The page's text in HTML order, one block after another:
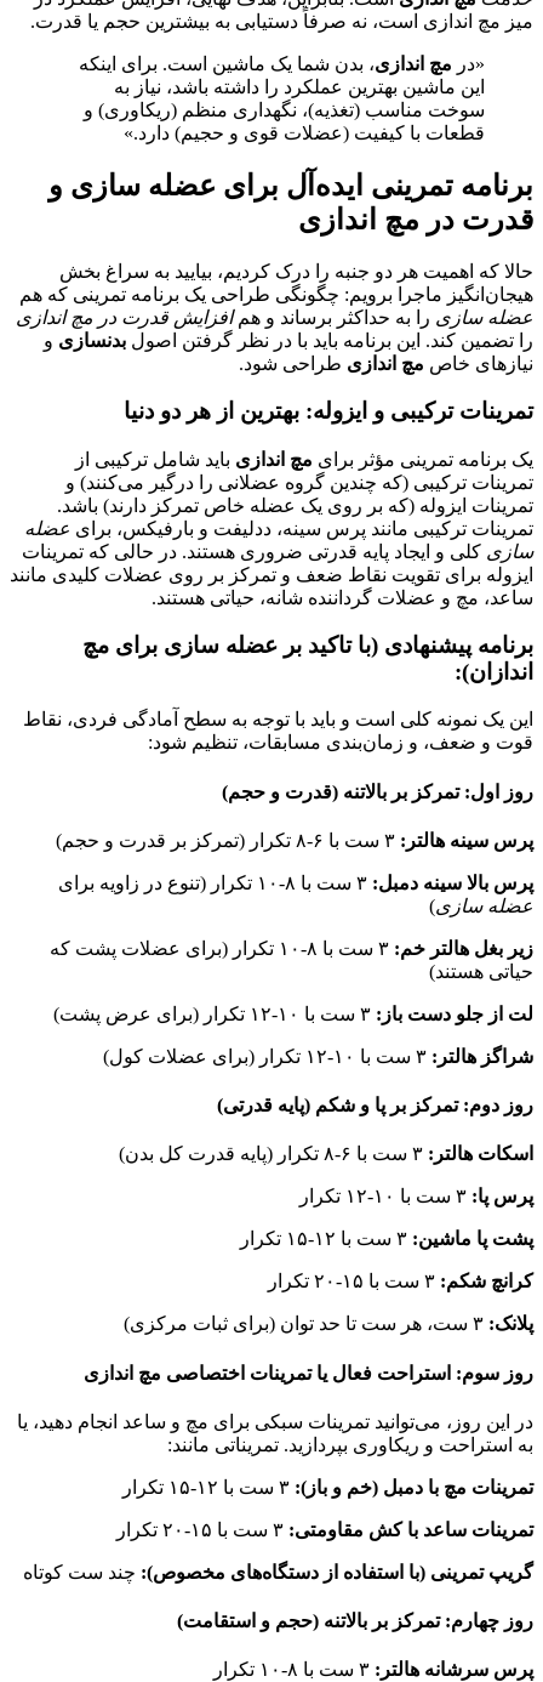
میز مچ اندازی است، نه صرفاً دستیابی به بیشترین حجم یا قدرت.
«در مچ اندازی، بدن شما یک ماشین است. برای اینکه
این ماشین بهترین عملکرد را داشته باشد، نیاز به
سوخت مناسب (تغذیه)، نگهداری منظم (ریکاوری) و
قطعات با کیفیت (عضلات قوی و حجیم) دارد.»
برنامه تمرینی ایده‌آل برای عضله سازی و
قدرت در مچ اندازی
حالا که اهمیت هر دو جنبه را درک کردیم، بیایید به سراغ بخش
هیجان‌انگیز ماجرا برویم: چگونگی طراحی یک برنامه تمرینی که هم
عضله سازی را به حداکثر برساند و همافزایش قدرت در مچ اندازی
را تضمین کند. این برنامه باید با در نظر گرفتن اصول بدنسازی و
نیازهای خاص مچ اندازی طراحی شود.
تمرینات ترکیبی و ایزوله: بهترین از هر دو دنیا
یک برنامه تمرینی مؤثر برای مچ اندازی باید شامل ترکیبی از
تمرینات ترکیبی (که چندین گروه عضلانی را درگیر می‌کنند) و
تمرینات ایزوله (که بر روی یک عضله خاص تمرکز دارند) باشد.
تمرینات ترکیبی مانند پرس سینه، ددلیفت و بارفیکس، برای عضله
سازی کلی و ایجاد پایه قدرتی ضروری هستند. در حالی که تمرینات
ایزوله برای تقویت نقاط ضعف و تمرکز بر روی عضلات کلیدی مانند
ساعد، مچ و عضلات گرداننده شانه، حیاتی هستند.
برنامه پیشنهادی (با تاکید بر عضله سازی برای مچ
اندازان):
این یک نمونه کلی است و باید با توجه به سطح آمادگی فردی، نقاط
قوت و ضعف، و زمان‌بندی مسابقات، تنظیم شود:
روز اول: تمرکز بر بالاتنه (قدرت و حجم)
پرس سینه هالتر:
پرس بالا سینه دمبل:
عضله سازی)
زیر بغل هالتر خم:
۳ ست با ۸-۱۰ تکرار (برای عضلات پشت که
حیاتی هستند)
لت از جلو دست باز:
شراگز هالتر:
روز دوم: تمرکز بر پا و شکم (پایه قدرتی)
اسکات هالتر:
پرس پا:
پشت پا ماشین:
کرانچ شکم:
پلانک:
روز سوم: استراحت فعال یا تمرینات اختصاصی مچ اندازی
در این روز، می‌توانید تمرینات سبکی برای مچ و ساعد انجام دهید، یا
به استراحت و ریکاوری بپردازید. تمریناتی مانند:
تمرینات مچ با دمبل (خم و باز):
تمرینات ساعد با کش مقاومتی:
گریپ تمرینی (با استفاده از دستگاه‌های مخصوص): چند ست کوتاه
روز چهارم: تمرکز بر بالاتنه (حجم و استقامت)
پرس سرشانه هالتر: